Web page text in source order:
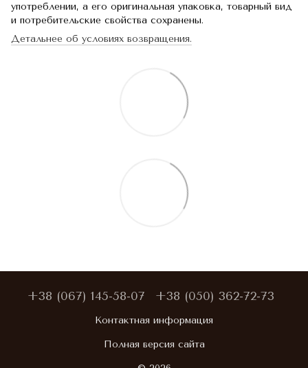
употреблении, а его оригинальная упаковка, товарный вид
и потребительские свойства сохранены.
Детальнее об условиях возвращения.
+38 (067) 145-58-07 +38 (050) 362-72-73
Контактная информация
Полная версия сайта